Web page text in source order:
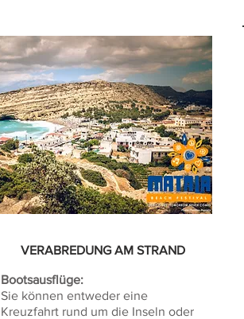
VERABREDUNG AM STRAND
Bootsausflüge:
Sie können entweder eine
Kreuzfahrt rund um die Inseln oder